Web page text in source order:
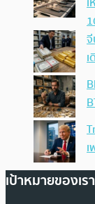
เป้าหมายของเรา